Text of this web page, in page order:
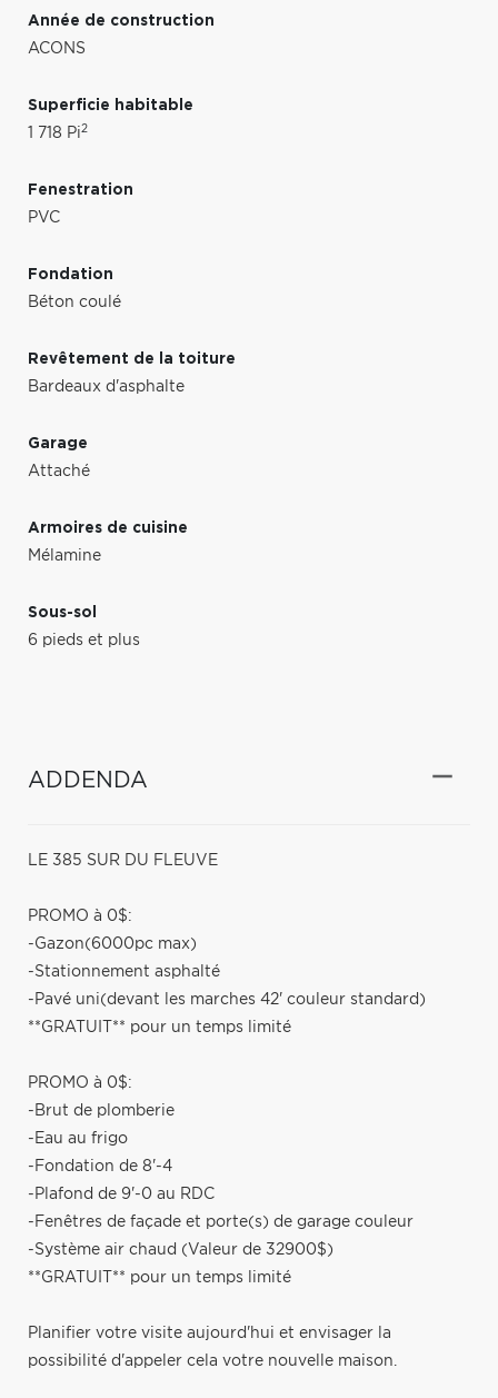
Année de construction
ACONS
Superficie habitable
1 718 Pi2
Fenestration
PVC
Fondation
Béton coulé
Revêtement de la toiture
Bardeaux d'asphalte
Garage
Attaché
Armoires de cuisine
Mélamine
Sous-sol
6 pieds et plus
ADDENDA
LE 385 SUR DU FLEUVE
PROMO à 0$:
-Gazon(6000pc max)
-Stationnement asphalté
-Pavé uni(devant les marches 42' couleur standard)
**GRATUIT** pour un temps limité
PROMO à 0$:
-Brut de plomberie
-Eau au frigo
-Fondation de 8'-4
-Plafond de 9'-0 au RDC
-Fenêtres de façade et porte(s) de garage couleur
-Système air chaud (Valeur de 32900$)
**GRATUIT** pour un temps limité
Planifier votre visite aujourd'hui et envisager la
possibilité d'appeler cela votre nouvelle maison.